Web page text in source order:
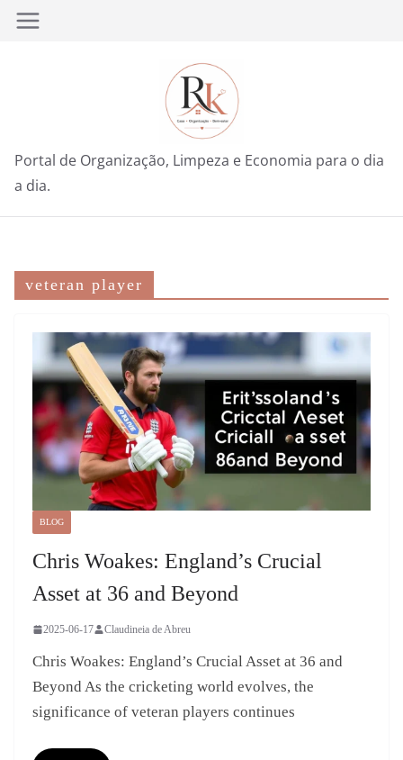
Pular
Portal de Organização, Limpeza e Economia para o dia
a dia.
veteran player
BLOG
Chris Woakes: England’s Crucial
Asset at 36 and Beyond
2025-06-17 Claudineia de Abreu
Chris Woakes: England’s Crucial Asset at 36 and
Beyond As the cricketing world evolves, the
significance of veteran players continues